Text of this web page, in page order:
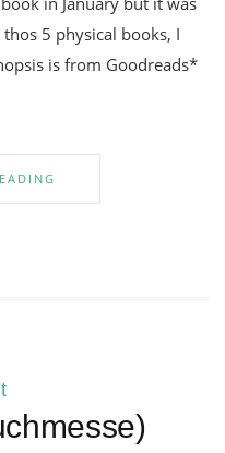
5 physical books, I
is from Goodreads*